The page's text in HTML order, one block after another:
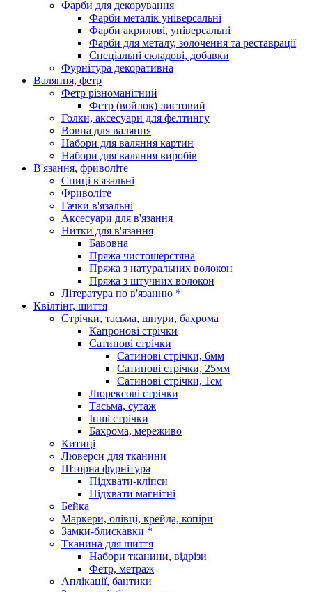
Фарби для декорування
Фарби металік універсальні
Фарби акрилові, універсальні
Фарби для металу, золочення та реставрації
Спеціальні складові, добавки
Фурнітура декоративна
Валяння, фетр
Фетр різноманітний
Фетр (войлок) листовий
Голки, аксесуари для фелтингу
Вовна для валяння
Набори для валяння картин
Набори для валяння виробів
В'язання, фриволіте
Спиці в'язальні
Фриволіте
Гачки в'язальні
Аксесуари для в'язання
Нитки для в'язання
Бавовна
Пряжа чистошерстяна
Пряжа з натуральних волокон
Пряжа з штучних волокон
Література по в'язанню *
Квілтінг, шиття
Стрічки, тасьма, шнури, бахрома
Капронові стрічки
Сатинові стрічки
Сатинові стрічки, 6мм
Сатинові стрічки, 25мм
Сатинові стрічки, 1см
Люрексові стрічки
Тасьма, сутаж
Інші стрічки
Бахрома, мереживо
Китиці
Люверси для тканини
Шторна фурнітура
Підхвати-кліпси
Підхвати магнітні
Бейка
Маркери, олівці, крейда, копіри
Замки-блискавки *
Тканина для шиття
Набори тканини, відрізи
Фетр, метраж
Аплікації, бантики